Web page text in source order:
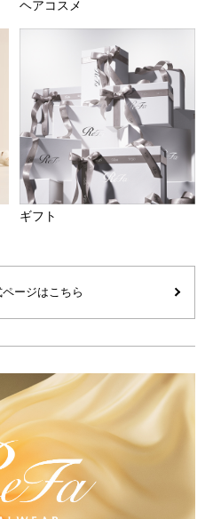
ヘアコスメ
ギフト
ページはこちら